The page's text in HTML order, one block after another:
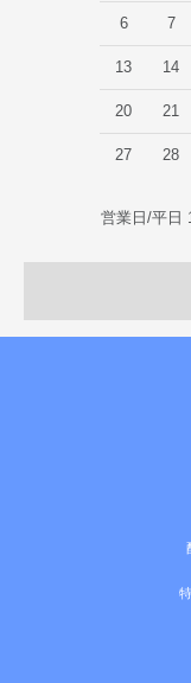
6 7
13 14
20 21
27 28
営業日/平日